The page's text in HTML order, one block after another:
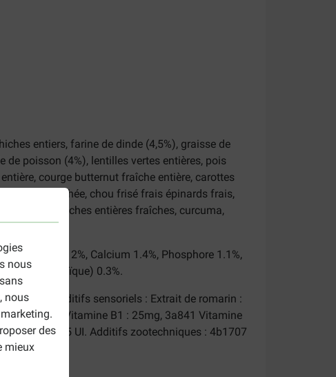
nous
nous
des
mieux
entiers, farine de dinde (4,5%), graisse de
poisson (4%), lentilles vertes entières, pois
courge butternut fraîche entière, carottes
chicorée séchée, chou frisé frais épinards frais,
amélanches entières fraîches, curcuma,
Humidité 12%, Calcium 1.4%, Phosphore 1.1%,
0.3%.
: 40 mg. Additifs sensoriels : Extrait de romarin :
3a821 Vitamine B1 : 25mg, 3a841 Vitamine
E : 115 UI. Additifs zootechniques : 4b1707